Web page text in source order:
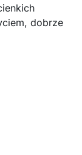
dobrze